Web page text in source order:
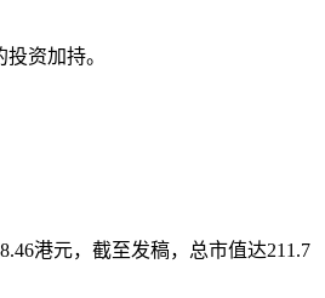
资加持。
港元，截至发稿，总市值达211.7